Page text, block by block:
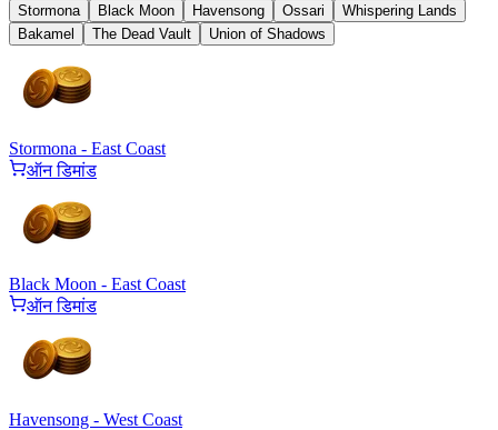
Stormona Black Moon Havensong Ossari
Whispering Lands
Bakamel
The Dead Vault Union of Shadows
Stormona - East Coast
ऑन डिमांड
Black Moon - East Coast
ऑन डिमांड
Havensong - West Coast